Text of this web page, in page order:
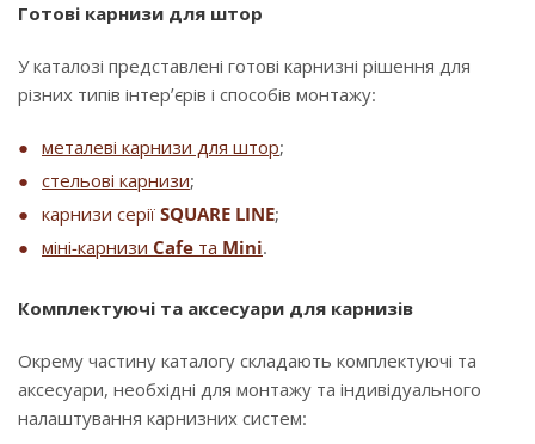
Готові карнизи для штор
У каталозі представлені готові карнизні рішення для
різних типів інтер’єрів і способів монтажу:
металеві карнизи для штор;
стельові карнизи;
карнизи серії SQUARE LINE;
міні-карнизи Cafe та Mini.
Комплектуючі та аксесуари для карнизів
Окрему частину каталогу складають комплектуючі та
аксесуари, необхідні для монтажу та індивідуального
налаштування карнизних систем: